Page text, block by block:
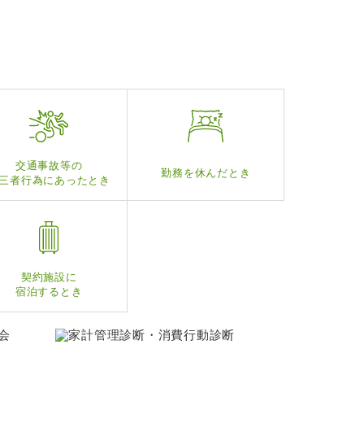
交通事故等の
者行為にあったとき
勤務を休んだとき
契約施設に
宿泊するとき